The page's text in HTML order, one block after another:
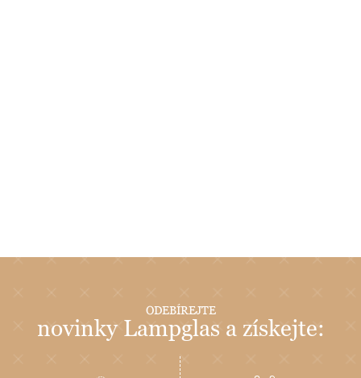
ODEBÍREJTE
novinky Lampglas a získejte: